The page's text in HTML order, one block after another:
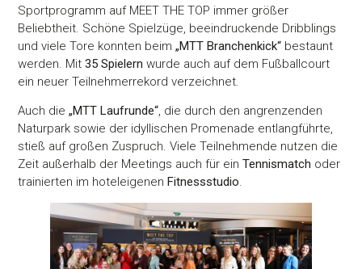
Sportprogramm auf MEET THE TOP immer größer
Beliebtheit. Schöne Spielzüge, beeindruckende Dribblings
und viele Tore konnten beim„MTT Branchenkick“ bestaunt
werden. Mit35 Spielern wurde auch auf dem Fußballcourt
ein neuer Teilnehmerrekord verzeichnet.
Auch die„MTT Laufrunde“, die durch den angrenzenden
Naturpark sowie der idyllischen Promenade entlangführte,
stieß auf großen Zuspruch. Viele Teilnehmende nutzen die
Zeit außerhalb der Meetings auch für einTennismatch oder
trainierten im hoteleigenenFitnessstudio.